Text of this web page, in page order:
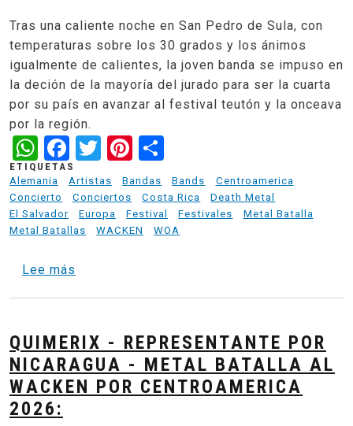
Tras una caliente noche en San Pedro de Sula, con
temperaturas sobre los 30 grados y los ánimos
igualmente de calientes, la joven banda se impuso en
la deción de la mayoría del jurado para ser la cuarta
por su país en avanzar al festival teutón y la onceava
por la región.
WhatsApp
Facebook
TwitterPinterest
ETIQUETAS
Alemania
Artistas Bandas Bands
Centroamerica
Concierto
Conciertos Costa Rica
Death Metal
El Salvador
Europa Festival Festivales
Metal Batalla
Metal Batallas
WACKEN WOA
Lee más
QUIMERIX - REPRESENTANTE POR
NICARAGUA - METAL BATALLA AL
WACKEN POR CENTROAMERICA
2026: